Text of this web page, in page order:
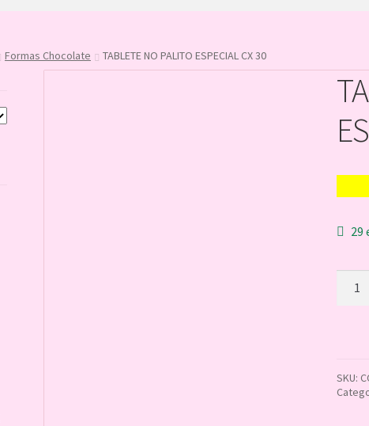
Formas Chocolate TABLETE NO PALITO ESPECIAL CX 30
29
SKU: